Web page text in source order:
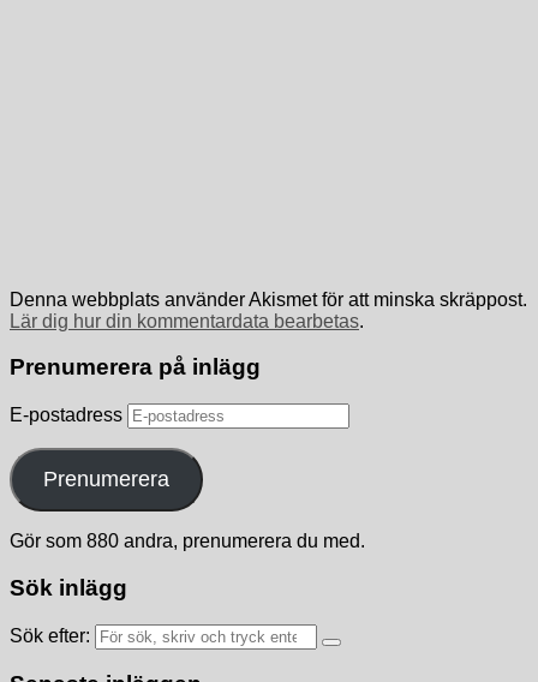
Denna webbplats använder Akismet för att minska skräppost.
Lär dig hur din kommentardata bearbetas.
Prenumerera på inlägg
E-postadress
Prenumerera
Gör som 880 andra, prenumerera du med.
Sök inlägg
Sök efter: